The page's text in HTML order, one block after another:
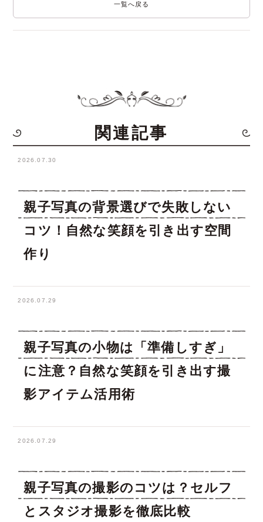
一覧へ戻る
関連記事
2026.07.30
親子写真の背景選びで失敗しない
コツ！自然な笑顔を引き出す空間
作り
2026.07.29
親子写真の小物は「準備しすぎ」
に注意？自然な笑顔を引き出す撮
影アイテム活用術
2026.07.29
親子写真の撮影のコツは？セルフ
とスタジオ撮影を徹底比較